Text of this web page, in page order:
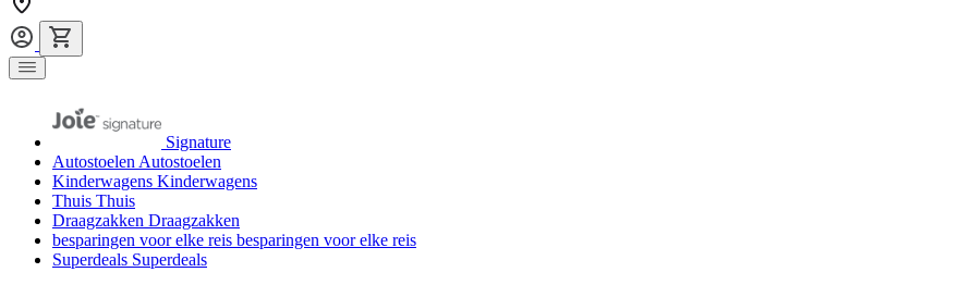
Signature
AutostoelenAutostoelen
Kinderwagens Kinderwagens
Thuis Thuis
Draagzakken Draagzakken
besparingen voor elke reis besparingen voor elke reis
Superdeals Superdeals